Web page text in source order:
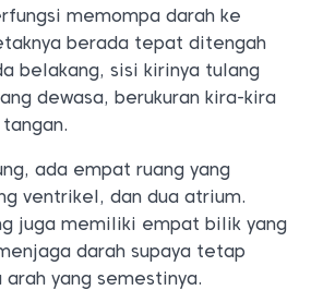
memompa darah ke
berada tepat ditengah
belakang, sisi kirinya tulang
dewasa, berukuran kira-kira
ada empat ruang yang
ventrikel, dan dua atrium.
juga memiliki empat bilik yang
darah supaya tetap
yang semestinya.